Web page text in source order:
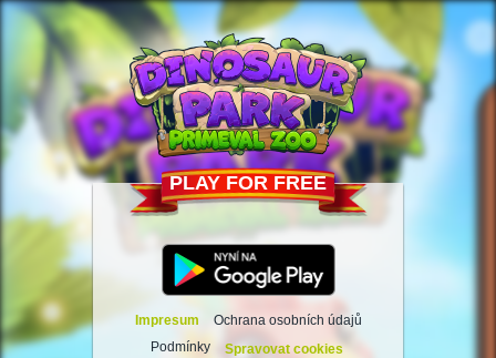
PLAY FOR FREE
Impresum
Ochrana osobních údajů
Podmínky
Spravovat cookies